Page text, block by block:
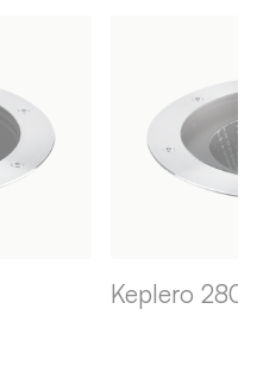
Keplero 280